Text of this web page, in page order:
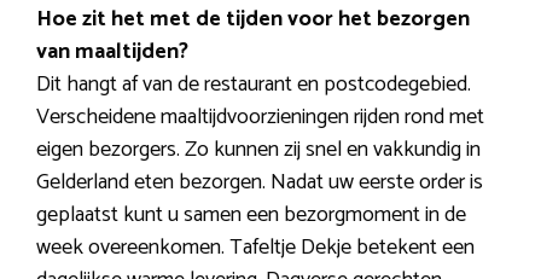
Hoe zit het met de tijden voor het bezorgen
van maaltijden?
Dit hangt af van de restaurant en postcodegebied.
Verscheidene maaltijdvoorzieningen rijden rond met
eigen bezorgers. Zo kunnen zij snel en vakkundig in
Gelderland eten bezorgen. Nadat uw eerste order is
geplaatst kunt u samen een bezorgmoment in de
week overeenkomen. Tafeltje Dekje betekent een